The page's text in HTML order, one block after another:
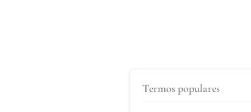
Termos populares